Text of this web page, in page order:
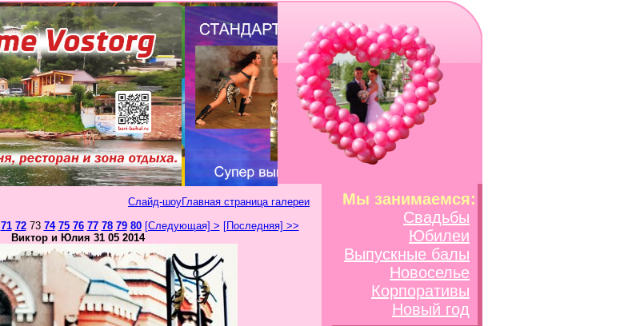
Главная страница галереи
Слайд-шоу
71 72 73 74 75 76 77 78 79 80 [Следующая] > [Последняя] >>
Виктор и Юлия 31 05 2014
Мы занимаемся:
Свадьбы
Юбилеи
Выпускные балы
Новоселье
Корпоративы
Новый год